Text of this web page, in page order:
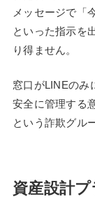
メッセージで「
といった指示を
り得ません。
窓口がLINEのみ
安全に管理する
という詐欺グル
資産設計